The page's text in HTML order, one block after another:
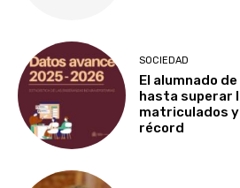
SOCIEDAD
El alumnado
hasta superar
matriculados y
récord